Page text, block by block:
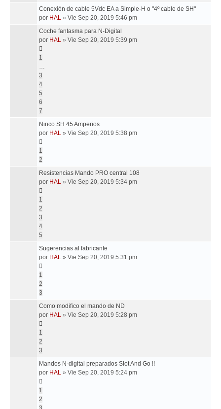
Conexión de cable 5Vdc EA a Simple-H o "4º cable de SH"
por HAL » Vie Sep 20, 2019 5:46 pm
Coche fantasma para N-Digital
por HAL » Vie Sep 20, 2019 5:39 pm
1
…
3
4
5
6
7
Ninco SH 45 Amperios
por HAL » Vie Sep 20, 2019 5:38 pm
1
2
Resistencias Mando PRO central 108
por HAL » Vie Sep 20, 2019 5:34 pm
1
2
3
4
5
Sugerencias al fabricante
por HAL » Vie Sep 20, 2019 5:31 pm
1
2
3
Como modifico el mando de ND
por HAL » Vie Sep 20, 2019 5:28 pm
1
2
3
Mandos N-digital preparados Slot And Go !!
por HAL » Vie Sep 20, 2019 5:24 pm
1
2